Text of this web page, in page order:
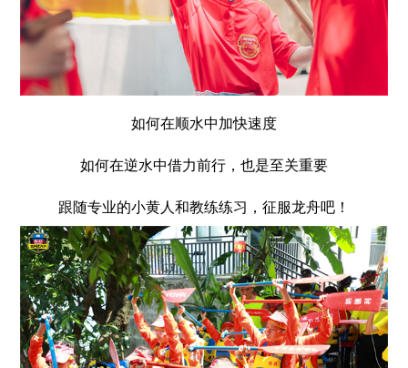
如何在顺水中加快速度
如何在逆水中借力前行，也是至关重要
跟随专业的小黄人和教练练习，征服龙舟吧！